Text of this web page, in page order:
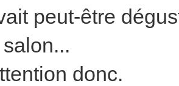
peut-être
donc.